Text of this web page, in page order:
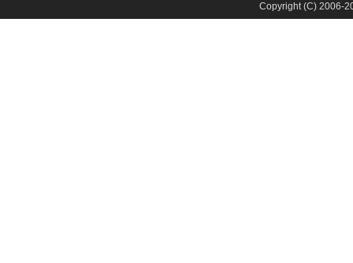
Copyright (C) 2006-